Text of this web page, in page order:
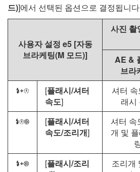
드)]에서 선택된 옵션으로 결정됩니
사용자 설정 e5 [자동
브라케팅(M 모드)]
사진 촬
AE &
브라
F [플래시/셔터
속도]
셔터
래시
G [플래시/셔터
속도/조리개]
셔터 속
개 및
H [플래시/조리
조리개